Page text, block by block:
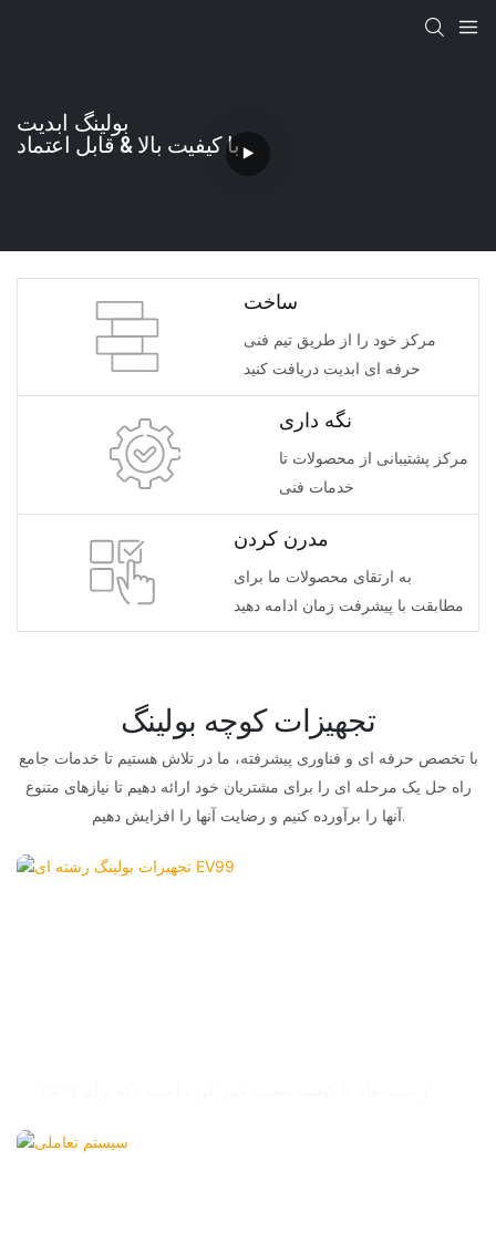
بولینگ ابدیت
با کیفیت بالا & قابل اعتماد
ساخت
مرکز خود را از طریق تیم فنی
حرفه ای ابدیت دریافت کنید
نگه داری
مرکز پشتیبانی از محصولات تا
خدمات فنی
مدرن کردن
به ارتقای محصولات ما برای
مطابقت با پیشرفت زمان ادامه دهید
تجهیزات کوچه بولینگ
با تخصص حرفه ای و فناوری پیشرفته، ما در تلاش هستیم تا خدمات جامع
راه حل یک مرحله ای را برای مشتریان خود ارائه دهیم تا نیازهای متنوع
آنها را برآورده کنیم و رضایت آنها را افزایش دهیم.
اپراتور برای بهبود مزایای تجاری طراحی شده است